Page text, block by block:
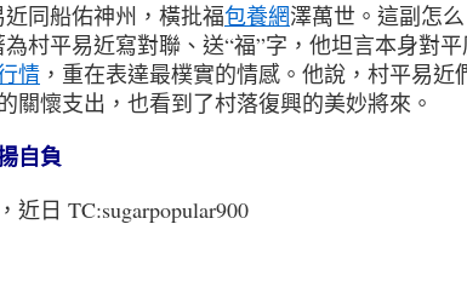
同船佑神州，橫批福包養網澤萬世。這副怎么
村平易近寫對聯、送“福”字，他坦言本身對平
情 ，重在表達最樸實的情感。他說，村平易近
關懷支出，也看到了村落復興的美妙將來。
自負
日 TC:sugarpopular900